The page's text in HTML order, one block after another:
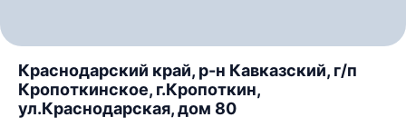
Краснодарский край, р-н Кавказский, г/п
Кропоткинское, г.Кропоткин,
ул.Краснодарская, дом 80